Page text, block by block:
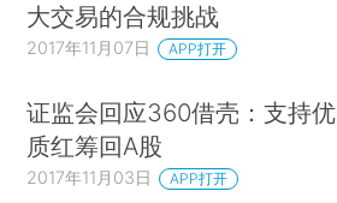
大交易的合规挑战
2017年11月07日 APP打开
证监会回应360借壳：支持优
质红筹回A股
2017年11月03日 APP打开